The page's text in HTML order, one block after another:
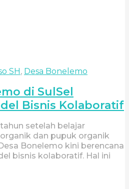
SH, Desa Bonelemo
di SulSel
Bisnis Kolaboratif
setelah belajar
dan pupuk organik
Bonelemo kini berencana
bisnis kolaboratif. Hal ini